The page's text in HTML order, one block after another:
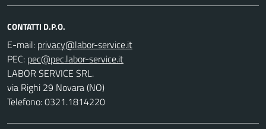
CONTATTI D.P.O.
E-mail:
PEC:
LABOR SERVICE SRL.
via Righi 29 Novara (NO)
Telefono: 0321.1814220